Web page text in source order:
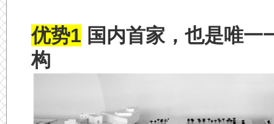
优势1 国内首家，也是唯一
构